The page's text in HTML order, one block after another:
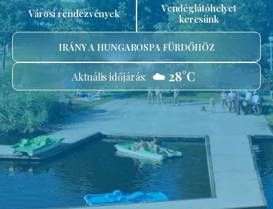
Városi rendezvények
Vendéglátóhelyet
keresünk
IRÁNY A HUNGAROSPA FÜRDŐHÖZ
Aktuális időjárás: ☁️ 28°C